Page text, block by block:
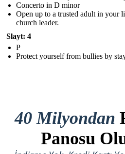
Concerto in D minor
Open up to a trusted adult in your
church leader.
Slayt: 4
P
Protect yourself from bullies by
40 Milyondan
Panosu